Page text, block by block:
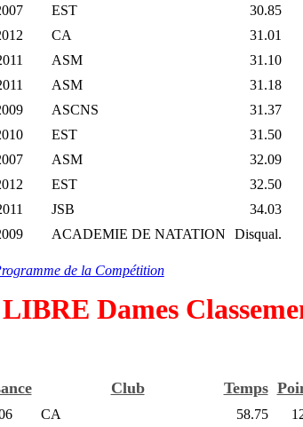
EST 30.85
CA 31.01
ASM 31.10
ASM 31.18
ASCNS 31.37
EST 31.50
ASM 32.09
EST 32.50
JSB 34.03
ACADEMIE DE NATATION Disqual.
de la Compétition
Dames
Club Temps
CA 58.75